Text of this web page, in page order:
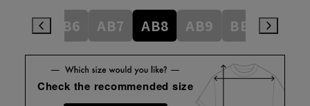
AB6 AB7 AB8 AB9 BE3
Check the recommended size